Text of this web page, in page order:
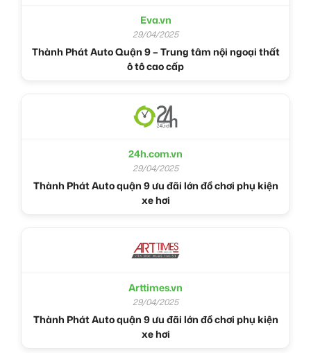
Eva.vn
29/04/2025
Thành Phát Auto Quận 9 – Trung tâm nội ngoại thất
ô tô cao cấp
24h.com.vn
29/04/2025
Thành Phát Auto quận 9 ưu đãi lớn đồ chơi phụ kiện
xe hơi
Arttimes.vn
29/04/2025
Thành Phát Auto quận 9 ưu đãi lớn đồ chơi phụ kiện
xe hơi